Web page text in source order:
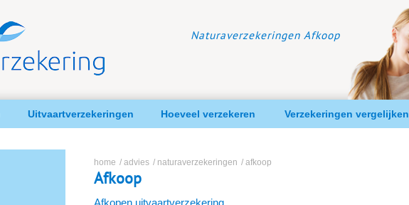
Uitvaartverzekeringen Hoeveel verzekeren Verzekeringen vergelijken
Naturaverzekeringen Afkoop
home / advies / naturaverzekeringen / afkoop
Afkoop